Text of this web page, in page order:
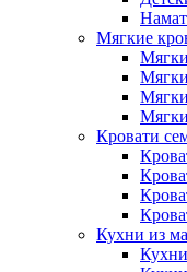
Мягкие
Кровати
Кухни из